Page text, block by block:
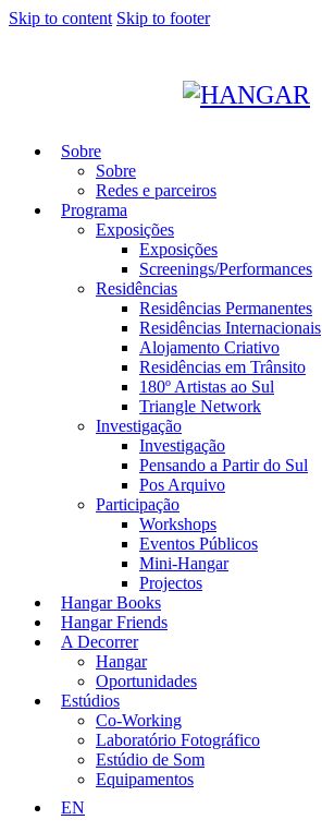
Skip to content Skip to footer
Sobre
Sobre
Redes e parceiros
Programa
Exposições
Exposições
Screenings/Performances
Residências
Residências Permanentes
Residências Internacionais
Alojamento Criativo
Residências em Trânsito
180º Artistas ao Sul
Triangle Network
Investigação
Investigação
Pensando a Partir do Sul
Pos Arquivo
Participação
Workshops
Eventos Públicos
Mini-Hangar
Projectos
Hangar Books
Hangar Friends
A Decorrer
Hangar
Oportunidades
Estúdios
Co-Working
Laboratório Fotográfico
Estúdio de Som
Equipamentos
EN